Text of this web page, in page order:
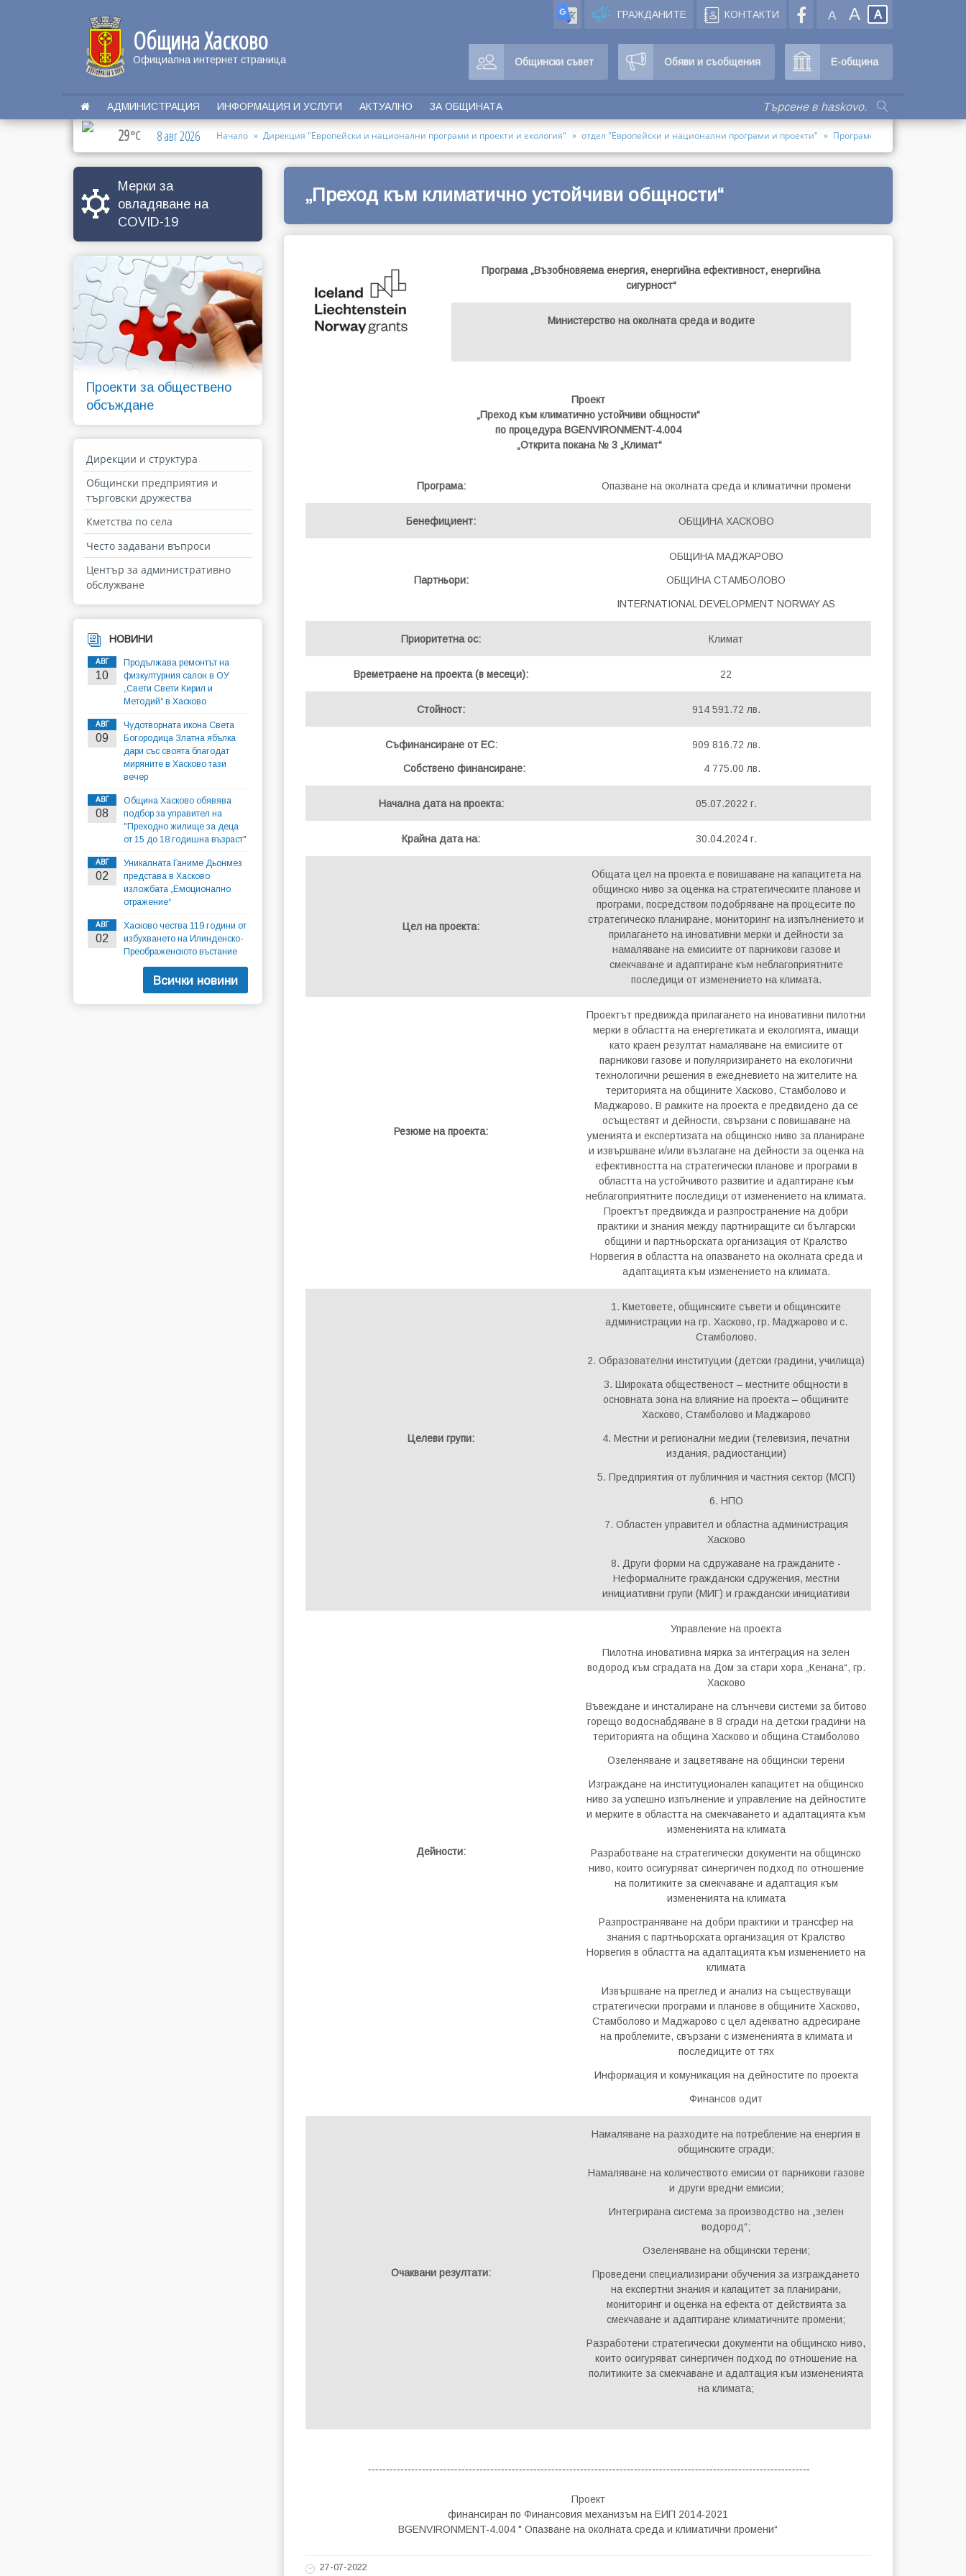
Община Хасково
Официална интернет страница
ГРАЖДАНИТЕ КОНТАКТИ A A A
Е-община
Обяви и съобщения
Общински съвет
АДМИНИСТРАЦИЯ ИНФОРМАЦИЯ И УСЛУГИ АКТУАЛНО ЗА ОБЩИНАТА
29°C 8 авг 2026 Начало Дирекция "Европейски и национални програми и проекти и екология" отдел "Европейски и национални програми и проекти" Програмен период 2014-2020
„Преход към климатично устойчиви общности“
Програма „Възобновяема енергия, енергийна ефективност, енергийна
сигурност“
Министерство на околната среда и водите
Проект
„Преход към климатично устойчиви общности“
по процедура BGENVIRONMENT-4.004
„Открита покана № 3 „Климат“
Програма: Опазване на околната среда и климатични промени
Бенефициент: ОБЩИНА ХАСКОВО
Партньори:
ОБЩИНА МАДЖАРОВО
ОБЩИНА СТАМБОЛОВО
INTERNATIONAL DEVELOPMENT NORWAY AS
Приоритетна ос: Климат
Времетраене на проекта (в месеци): 22
Стойност: 914 591.72 лв.
Съфинансиране от ЕС:
Собствено финансиране:
909 816.72 лв.
4 775.00 лв.
Начална дата на проекта: 05.07.2022 г.
Крайна дата на: 30.04.2024 г.
Цел на проекта:
Общата цел на проекта е повишаване на капацитета на
общинско ниво за оценка на стратегическите планове и
програми, посредством подобряване на процесите по
стратегическо планиране, мониторинг на изпълнението и
прилагането на иновативни мерки и дейности за
намаляване на емисиите от парникови газове и
смекчаване и адаптиране към неблагоприятните
последици от изменението на климата.
Резюме на проекта:
Проектът предвижда прилагането на иновативни пилотни
мерки в областта на енергетиката и екологията, имащи
като краен резултат намаляване на емисиите от
парникови газове и популяризирането на екологични
технологични решения в ежедневието на жителите на
територията на общините Хасково, Стамболово и
Маджарово. В рамките на проекта е предвидено да се
осъществят и дейности, свързани с повишаване на
уменията и експертизата на общинско ниво за планиране
и извършване и/или възлагане на дейности за оценка на
ефективността на стратегически планове и програми в
областта на устойчивото развитие и адаптиране към
неблагоприятните последици от изменението на климата.
Проектът предвижда и разпространение на добри
практики и знания между партниращите си български
общини и партньорската организация от Кралство
Норвегия в областта на опазването на околната среда и
адаптацията към изменението на климата.
Целеви групи:
1. Кметовете, общинските съвети и общинските
администрации на гр. Хасково, гр. Маджарово и с.
Стамболово.
2. Образователни институции (детски градини, училища)
3. Широката общественост – местните общности в
основната зона на влияние на проекта – общините
Хасково, Стамболово и Маджарово
4. Местни и регионални медии (телевизия, печатни
издания, радиостанции)
5. Предприятия от публичния и частния сектор (МСП)
6. НПО
7. Областен управител и областна администрация
Хасково
8. Други форми на сдружаване на гражданите -
Неформалните граждански сдружения, местни
инициативни групи (МИГ) и граждански инициативи
Дейности:
Управление на проекта
Пилотна иновативна мярка за интеграция на зелен
водород към сградата на Дом за стари хора „Кенана“, гр.
Хасково
Въвеждане и инсталиране на слънчеви системи за битово
горещо водоснабдяване в 8 сгради на детски градини на
територията на община Хасково и община Стамболово
Озеленяване и зацветяване на общински терени
Изграждане на институционален капацитет на общинско
ниво за успешно изпълнение и управление на дейностите
и мерките в областта на смекчаването и адаптацията към
измененията на климата
Разработване на стратегически документи на общинско
ниво, които осигуряват синергичен подход по отношение
на политиките за смекчаване и адаптация към
измененията на климата
Разпространяване на добри практики и трансфер на
знания с партньорската организация от Кралство
Норвегия в областта на адаптацията към изменението на
климата
Извършване на преглед и анализ на съществуващи
стратегически програми и планове в общините Хасково,
Стамболово и Маджарово с цел адекватно адресиране
на проблемите, свързани с измененията в климата и
последиците от тях
Информация и комуникация на дейностите по проекта
Финансов одит
Очаквани резултати:
Намаляване на разходите на потребление на енергия в
общинските сгради;
Намаляване на количеството емисии от парникови газове
и други вредни емисии;
Интегрирана система за производство на „зелен
водород“;
Озеленяване на общински терени;
Проведени специализирани обучeния за изграждането
на експертни знания и капацитет за планирани,
мониторинг и оценка на ефекта от действията за
смекчаване и адаптиране климатичните промени;
Разработени стратегически документи на общинско ниво,
които осигуряват синергичен подход по отношение на
политиките за смекчаване и адаптация към измененията
на климата;
---------------------------------------------------------------------------------------------------------------------------
Проект
финансиран по Финансовия механизъм на ЕИП 2014-2021
BGENVIRONMENT-4.004 " Опазване на околната среда и климатични промени“
27-07-2022
Мерки за
овладяване на
COVID-19
Проекти за обществено
обсъждане
Дирекции и структура
Общински предприятия и
търговски дружества
Кметства по села
Често задавани въпроси
Център за административно
обслужване
НОВИНИ
АВГ
10
Продължава ремонтът на
физкултурния салон в ОУ
„Свети Свети Кирил и
Методий“ в Хасково
АВГ
09
Чудотворната икона Света
Богородица Златна ябълка
дари със своята благодат
миряните в Хасково тази
вечер
АВГ
08
Община Хасково обявява
подбор за управител на
"Преходно жилище за деца
от 15 до 18 годишна възраст"
АВГ
02
Уникалната Ганиме Дьонмез
представа в Хасково
изложбата „Емоционално
отражение“
АВГ
02
Хасково чества 119 години от
избухването на Илинденско-
Преображенското въстание
Всички новини